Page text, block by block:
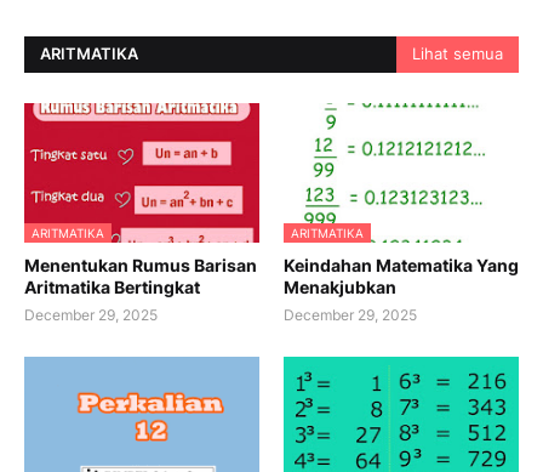
ARITMATIKA Lihat semua
ARITMATIKA
Menentukan Rumus Barisan
Aritmatika Bertingkat
December 29, 2025
ARITMATIKA
Keindahan Matematika Yang
Menakjubkan
December 29, 2025